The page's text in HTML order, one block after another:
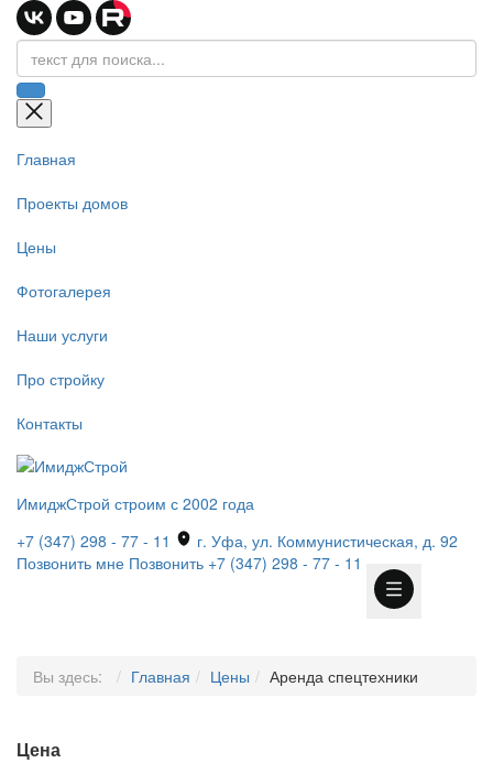
Главная
Проекты домов
Цены
Фотогалерея
Наши услуги
Про стройку
Контакты
ИмиджСтрой строим с 2002 года
+7 (347) 298 - 77 - 11
г. Уфа, ул. Коммунистическая, д. 92
Позвонить мне Позвонить +7 (347) 298 - 77 - 11
Вы здесь: Главная Цены Аренда спецтехники
Цена